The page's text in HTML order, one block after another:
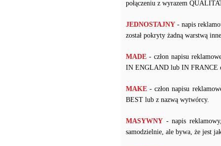
połączeniu z wyrazem
JEDNOSTAJNY - napis
został pokryty żadną warstwą
MADE - człon napisu
IN ENGLAND lub IN FRANCE
MAKE - człon napisu
BEST lub z nazwą wytwórcy.
MASYWNY - napis
samodzielnie, ale bywa, że jest